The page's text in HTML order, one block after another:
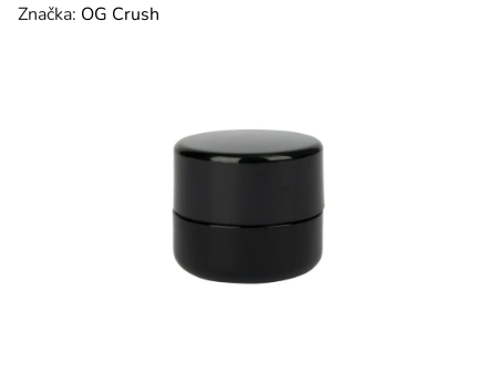
Značka: OG Crush